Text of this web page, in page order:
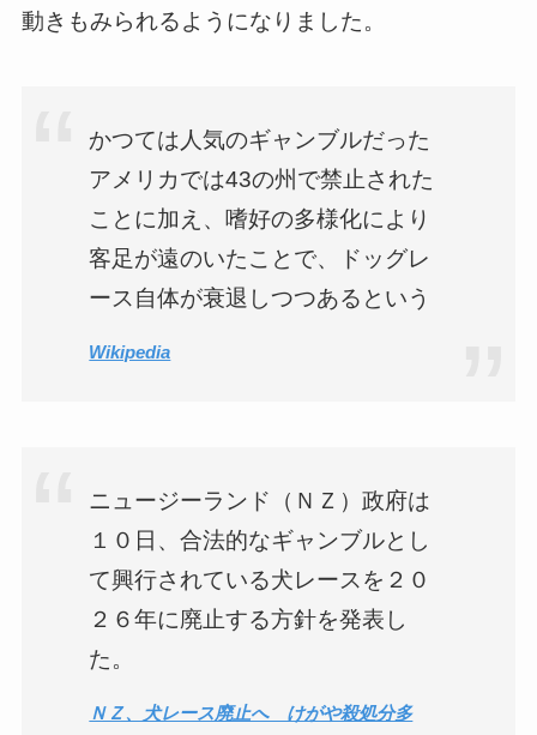
動きもみられるようになりました。
かつては人気のギャンブルだった
アメリカでは43の州で禁止された
ことに加え、嗜好の多様化により
客足が遠のいたことで、ドッグレ
ース自体が衰退しつつあるという
Wikipedia
ニュージーランド（ＮＺ）政府は
１０日、合法的なギャンブルとし
て興行されている犬レースを２０
２６年に廃止する方針を発表し
た。
ＮＺ、犬レース廃止へ けがや殺処分多